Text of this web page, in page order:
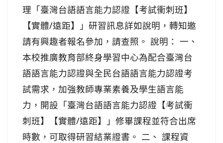
理「臺灣台語語言能力認證【考試衝刺班】
【實體/遠距】」研習訊息詳如說明，轉知邀
請有興趣者報名參加，請查照。 說明： 一、
本校推廣教育部終身學習中心為配合臺灣台
語語言能力認證與全民台語語言能力認證考
試需求，加強教師專業素養及學生語言能
力，開設「臺灣台語語言能力認證【考試衝
刺班】【實體/遠距】」修畢課程並符合出席
時數，可取得研習結業證書。 二、 課程資